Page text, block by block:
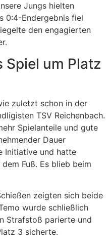
Jungs hielten
0:4-Endergebnis fiel
den engagierten
Spiel um Platz
zuletzt schon in der
TSV Reichenbach.
Spielanteile und gute
Dauer
Initiative und hatte
Fuß. Es blieb beim
zeigten sich beide
wurde schließlich
Strafstoß parierte und
3 sicherte.